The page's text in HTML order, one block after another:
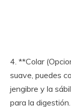
4. **Colar
suave, puedes
jengibre y la
para la digestión.